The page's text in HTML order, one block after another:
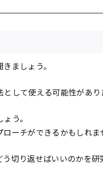
ましょう。
して使える可能性があり
う。
ーチができるかもしれま
切り返せばいいのかを研